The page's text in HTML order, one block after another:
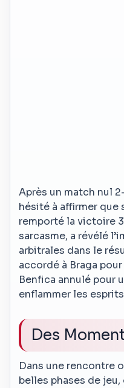
Après un match nul
hésité à affirmer que
remporté la victoire
sarcasme, a révélé
arbitrales dans le
accordé à Braga
Benfica annulé pour
enflammer les
Des
Dans une rencontre
belles phases de jeu,